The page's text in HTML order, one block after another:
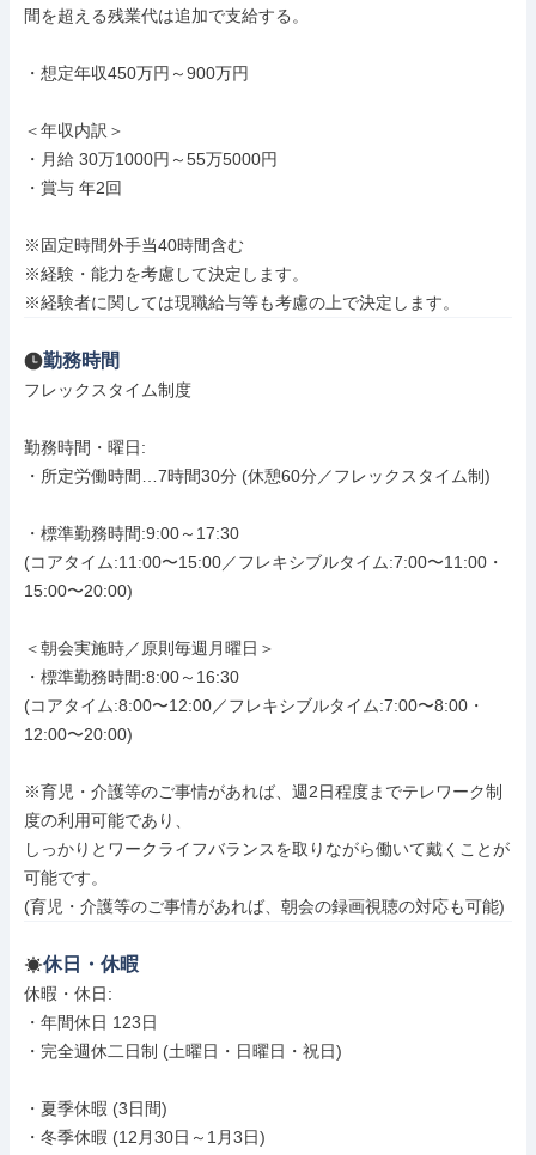
間を超える残業代は追加で支給する。
・想定年収450万円～900万円
＜年収内訳＞
・月給 30万1000円～55万5000円
・賞与 年2回
※固定時間外手当40時間含む
※経験・能力を考慮して決定します。
※経験者に関しては現職給与等も考慮の上で決定します。
勤務時間
フレックスタイム制度
勤務時間・曜日:
・所定労働時間…7時間30分 (休憩60分／フレックスタイム制)
・標準勤務時間:9:00～17:30
(コアタイム:11:00〜15:00／フレキシブルタイム:7:00〜11:00・
15:00〜20:00)
＜朝会実施時／原則毎週月曜日＞
・標準勤務時間:8:00～16:30
(コアタイム:8:00〜12:00／フレキシブルタイム:7:00〜8:00・
12:00〜20:00)
※育児・介護等のご事情があれば、週2日程度までテレワーク制
度の利用可能であり、
しっかりとワークライフバランスを取りながら働いて戴くことが
可能です。
(育児・介護等のご事情があれば、朝会の録画視聴の対応も可能)
休日・休暇
休暇・休日:
・年間休日 123日
・完全週休二日制 (土曜日・日曜日・祝日)
・夏季休暇 (3日間)
・冬季休暇 (12月30日～1月3日)